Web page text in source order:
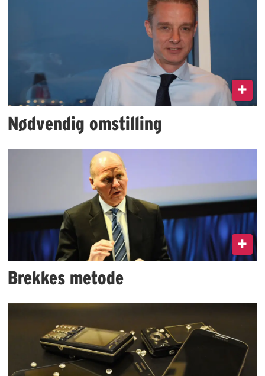
Nødvendig omstilling
Brekkes metode